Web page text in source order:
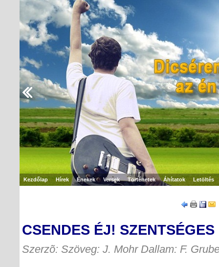
Kezdőlap Hírek Énekek Versek Történetek Áhítatok Letöltés
CSENDES ÉJ!
Szerzõ: Szöveg: J. Mohr Dallam: F.